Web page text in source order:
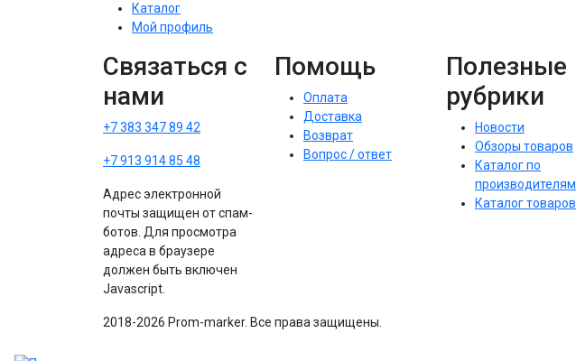
Каталог
Мой профиль
Связаться с
нами
+7 383 347 89 42
+7 913 914 85 48
Адрес электронной
почты защищен от спам-
ботов. Для просмотра
адреса в браузере
должен быть включен
Javascript.
Помощь
Оплата
Доставка
Возврат
Вопрос / ответ
Полезные
рубрики
Новости
Обзоры товаров
Каталог по
производителям
Каталог товаров
2018-2026 Prom-marker. Все права защищены.